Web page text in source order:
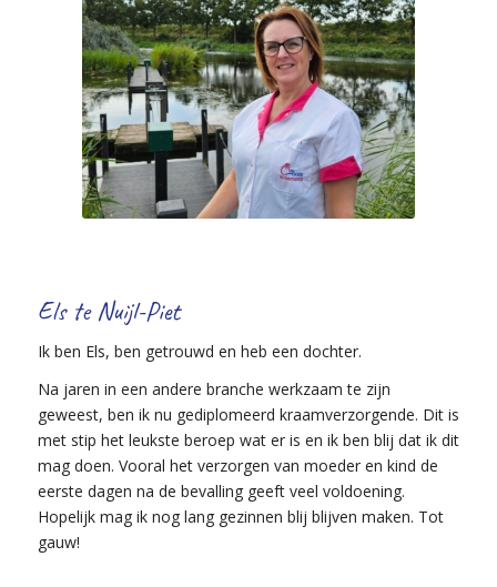
Els te Nuijl-Piet
Ik ben Els, ben getrouwd en heb een dochter.
Na jaren in een andere branche werkzaam te zijn
geweest, ben ik nu gediplomeerd kraamverzorgende. Dit is
met stip het leukste beroep wat er is en ik ben blij dat ik dit
mag doen. Vooral het verzorgen van moeder en kind de
eerste dagen na de bevalling geeft veel voldoening.
Hopelijk mag ik nog lang gezinnen blij blijven maken. Tot
gauw!